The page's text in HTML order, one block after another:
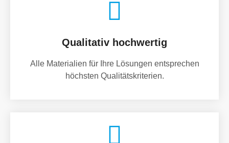
Qualitativ hochwertig
Alle Materialien für Ihre Lösungen entsprechen
höchsten Qualitätskriterien.